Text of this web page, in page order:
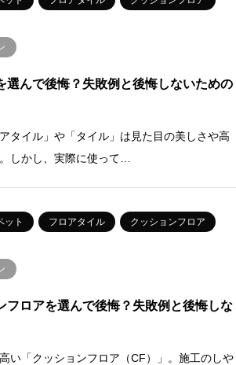
選んで後悔？失敗例と後悔しないための
タイル」や「タイル」は見た目の美しさや高
しかし、実際に使って…
ット フロアタイル クッションフロア
フロアを選んで後悔？失敗例と後悔しな
い「クッションフロア（CF）」。施工のしや